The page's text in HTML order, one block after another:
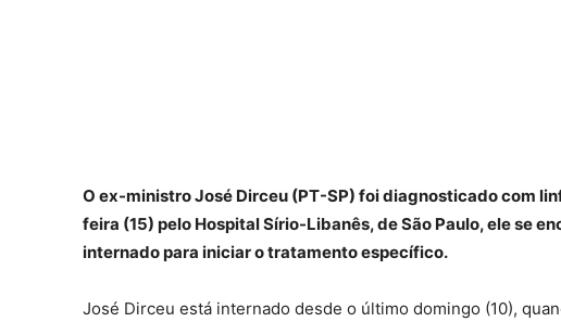
O ex-ministro José Dirceu (PT-SP) foi diagnosticado com
feira (15) pelo Hospital Sírio-Libanês, de São Paulo, ele se
internado para iniciar o tratamento específico.
José Dirceu está internado desde o último domingo (10),